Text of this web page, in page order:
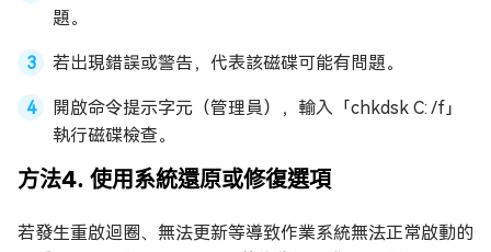
題。
若出現錯誤或警告，代表該磁碟可能有問題。
開啟命令提示字元（管理員），輸入「chkdsk C: /f」
執行磁碟檢查。
方法4. 使用系統還原或修復選項
若發生重啟迴圈、無法更新等導致作業系統無法正常啟動的